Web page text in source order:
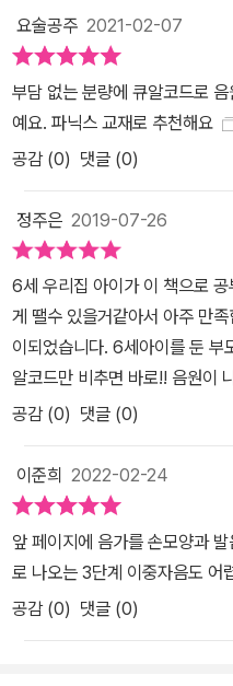
요술공주 2021-02-07
부담 없는 분량에 큐알코드로
예요. 파닉스 교재로 추천해요
공감 (0) 댓글 (0)
정주은 2019-07-26
6세 우리집 아이가 이 책으로
게 땔수 있을거같아서 아주 만
이되었습니다. 6세아이를 둔 부
알코드만 비추면 바로!! 음원이
공감 (0) 댓글 (0)
이준희 2022-02-24
앞 페이지에 음가를 손모양과
로 나오는 3단계 이중자음도 어
공감 (0) 댓글 (0)